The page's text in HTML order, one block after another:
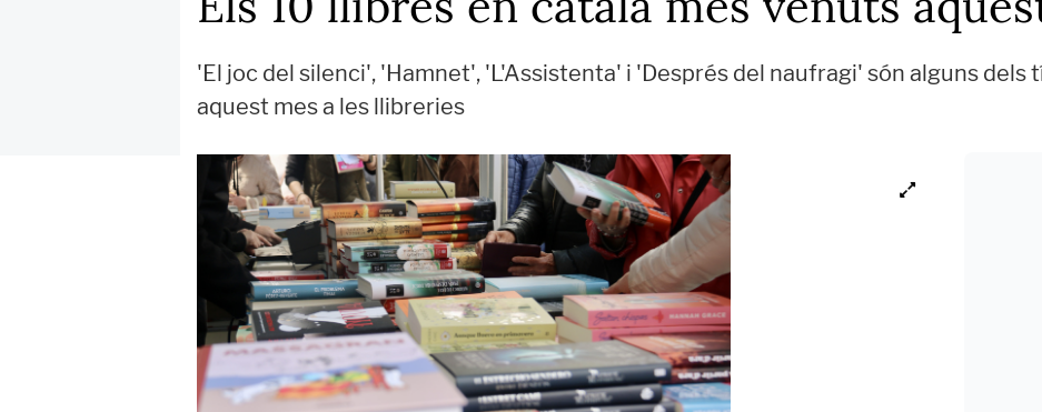
'El joc del silenci', 'Hamnet', 'L'Assistenta' i 'Després del naufragi' són alguns dels
aquest mes a les llibreries